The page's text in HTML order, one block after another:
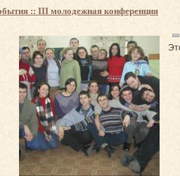
:: III молодежная конференция